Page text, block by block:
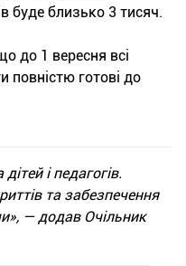
буде близько 3 тисяч.
до 1 вересня всі
повністю готові до
і педагогів.
та забезпечення
— додав Очільник